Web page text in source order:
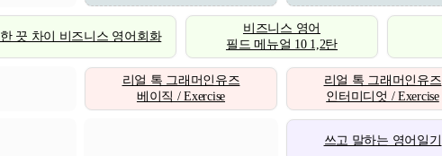
한 끗 차이 비즈니스 영어회화
비즈니스 영어
필드 메뉴얼 10 1,2탄
리얼 톡 그래머인유즈
베이직 / Exercise
리얼 톡 그래머인유즈
인터미디엇 / Exercise
쓰고 말하는 영어일기